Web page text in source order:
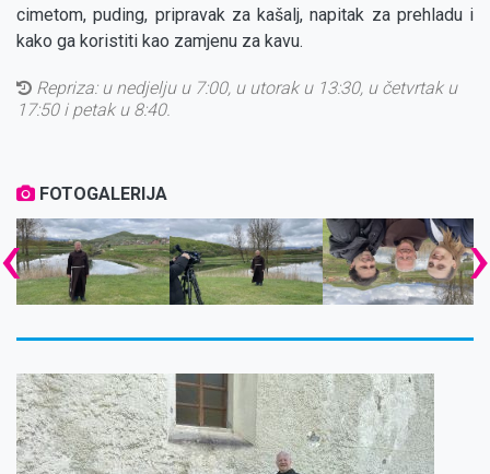
cimetom, puding, pripravak za kašalj, napitak za prehladu i
kako ga koristiti kao zamjenu za kavu.
Repriza: u nedjelju u 7:00, u utorak u 13:30, u četvrtak u
17:50 i petak u 8:40.
FOTOGALERIJA
‹ ›